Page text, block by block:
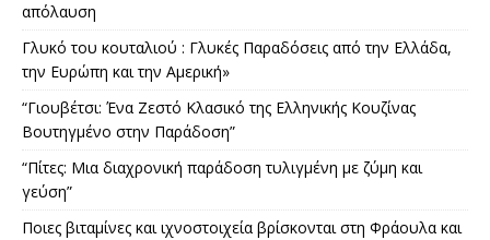
απόλαυση
Γλυκό του κουταλιού : Γλυκές Παραδόσεις από την Ελλάδα,
την Ευρώπη και την Αμερική»
“Γιουβέτσι: Ένα Ζεστό Κλασικό της Ελληνικής Κουζίνας
Βουτηγμένο στην Παράδοση”
“Πίτες: Μια διαχρονική παράδοση τυλιγμένη με ζύμη και
γεύση”
Ποιες βιταμίνες και ιχνοστοιχεία βρίσκονται στη Φράουλα και